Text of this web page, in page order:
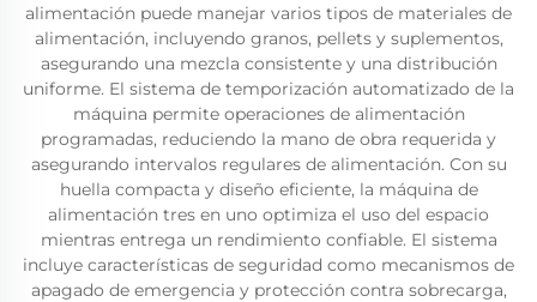
alimentación puede manejar varios tipos de materiales de
alimentación, incluyendo granos, pellets y suplementos,
asegurando una mezcla consistente y una distribución
uniforme. El sistema de temporización automatizado de la
máquina permite operaciones de alimentación
programadas, reduciendo la mano de obra requerida y
asegurando intervalos regulares de alimentación. Con su
huella compacta y diseño eficiente, la máquina de
alimentación tres en uno optimiza el uso del espacio
mientras entrega un rendimiento confiable. El sistema
incluye características de seguridad como mecanismos de
apagado de emergencia y protección contra sobrecarga,